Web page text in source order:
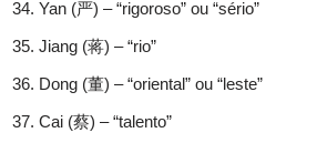
Yan (严) – “rigoroso” ou “sério”
Jiang (蒋) – “rio”
Dong (董) – “oriental” ou “leste”
Cai (蔡) – “talento”